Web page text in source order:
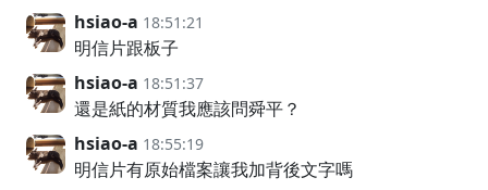
hsiao-a 18:51:21
明信片跟板子
hsiao-a 18:51:37
還是紙的材質我應該問舜平？
hsiao-a 18:55:19
明信片有原始檔案讓我加背後文字嗎